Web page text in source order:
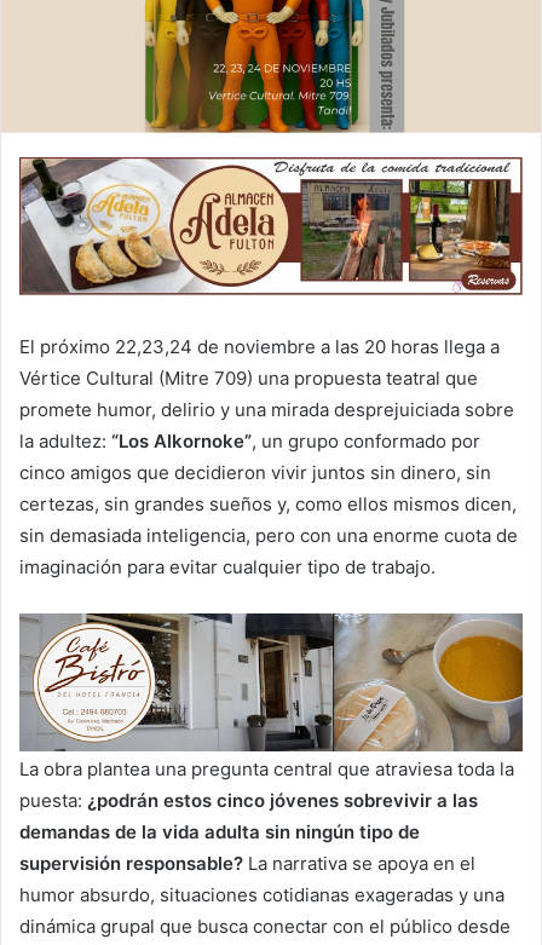
El próximo 22,23,24 de noviembre a las 20 horas llega a
Vértice Cultural (Mitre 709) una propuesta teatral que
promete humor, delirio y una mirada desprejuiciada sobre
la adultez: “Los Alkornoke”, un grupo conformado por
cinco amigos que decidieron vivir juntos sin dinero, sin
certezas, sin grandes sueños y, como ellos mismos dicen,
sin demasiada inteligencia, pero con una enorme cuota de
imaginación para evitar cualquier tipo de trabajo.
La obra plantea una pregunta central que atraviesa toda la
puesta: ¿podrán estos cinco jóvenes sobrevivir a las
demandas de la vida adulta sin ningún tipo de
supervisión responsable? La narrativa se apoya en el
humor absurdo, situaciones cotidianas exageradas y una
dinámica grupal que busca conectar con el público desde